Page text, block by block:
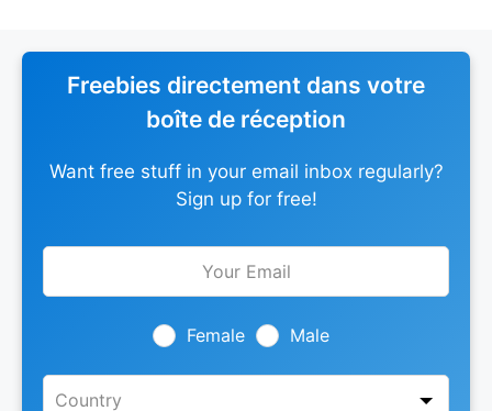
Freebies directement dans votre
boîte de réception
Want free stuff in your email inbox regularly?
Sign up for free!
Leave
Female Male